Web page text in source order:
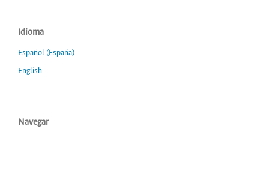
Idioma
Español (España)
English
Navegar